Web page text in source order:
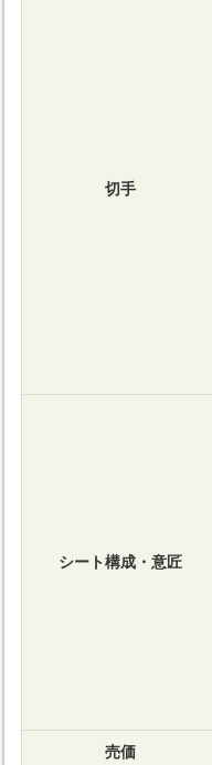
切手
シート構成・意匠
売価